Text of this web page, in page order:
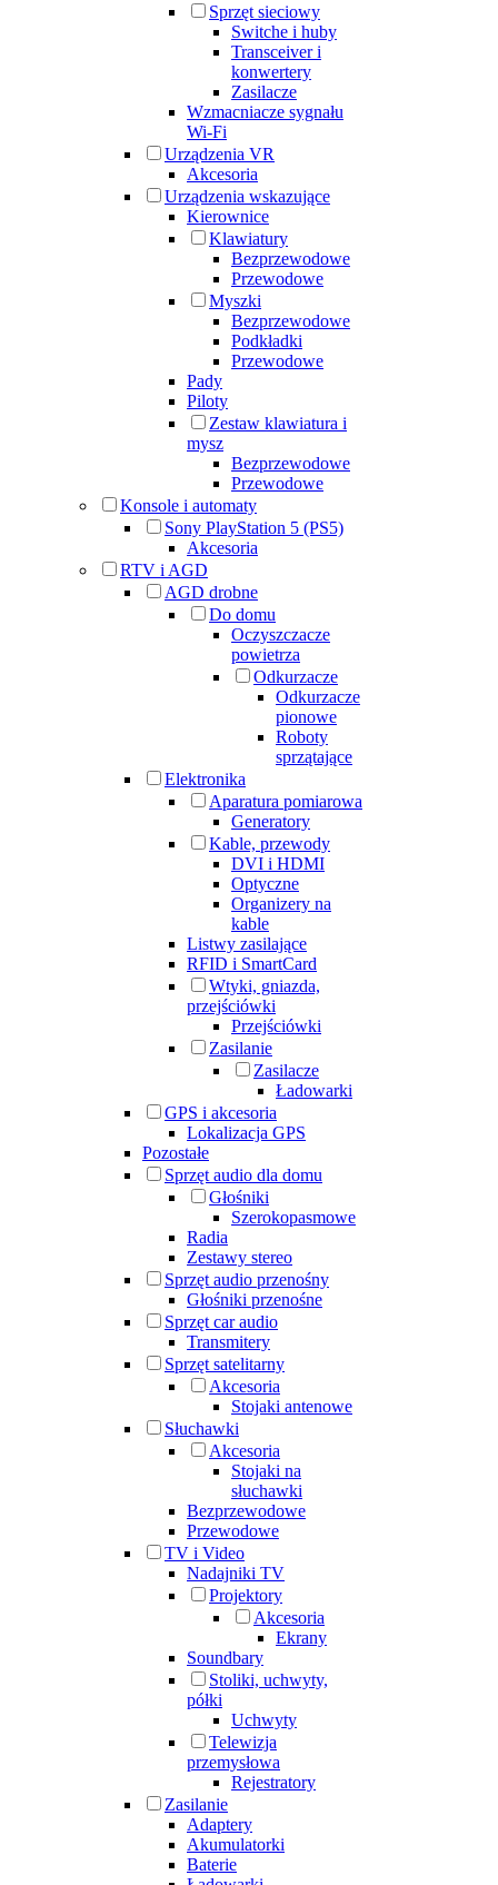
Sprzęt sieciowy
Switche i huby
Transceiver i
konwertery
Zasilacze
Wzmacniacze sygnału
Wi-Fi
Urządzenia VR
Akcesoria
Urządzenia wskazujące
Kierownice
Klawiatury
Bezprzewodowe
Przewodowe
Myszki
Bezprzewodowe
Podkładki
Przewodowe
Pady
Piloty
Zestaw klawiatura i
mysz
Bezprzewodowe
Przewodowe
Konsole i automaty
Sony PlayStation 5 (PS5)
Akcesoria
RTV i AGD
AGD drobne
Do domu
Oczyszczacze
powietrza
Odkurzacze
Odkurzacze
pionowe
Roboty
sprzątające
Elektronika
Aparatura pomiarowa
Generatory
Kable, przewody
DVI i HDMI
Optyczne
Organizery na
kable
Listwy zasilające
RFID i SmartCard
Wtyki, gniazda,
przejściówki
Przejściówki
Zasilanie
Zasilacze
Ładowarki
GPS i akcesoria
Lokalizacja GPS
Pozostałe
Sprzęt audio dla domu
Głośniki
Szerokopasmowe
Radia
Zestawy stereo
Sprzęt audio przenośny
Głośniki przenośne
Sprzęt car audio
Transmitery
Sprzęt satelitarny
Akcesoria
Stojaki antenowe
Słuchawki
Akcesoria
Stojaki na
słuchawki
Bezprzewodowe
Przewodowe
TV i Video
Nadajniki TV
Projektory
Akcesoria
Ekrany
Soundbary
Stoliki, uchwyty,
półki
Uchwyty
Telewizja
przemysłowa
Rejestratory
Zasilanie
Adaptery
Akumulatorki
Baterie